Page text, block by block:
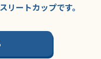
リートカップです。